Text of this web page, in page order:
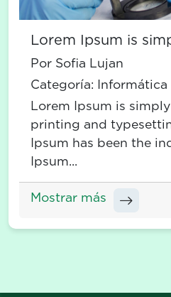
Lorem Ipsum is
Por Sofia Lujan
Categoría: Informática
Lorem Ipsum is
printing and
Ipsum has been the
Ipsum...
Mostrar más